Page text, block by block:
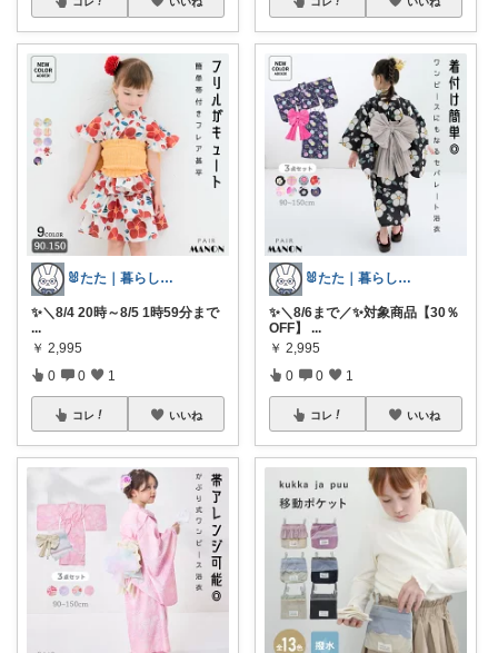
🐰たた｜暮らしと子育て
✨＼8/4 20時～8/5 1時59分まで
...
￥ 2,995
0 0 1
コレ いいね
🐰たた｜暮らしと子育て
✨＼8/6まで／✨対象商品【30％
OFF】
...
￥ 2,995
0 0 1
コレ いいね